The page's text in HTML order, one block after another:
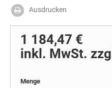
Ausdrucken
1 184,47 €
inkl. MwSt.
Menge